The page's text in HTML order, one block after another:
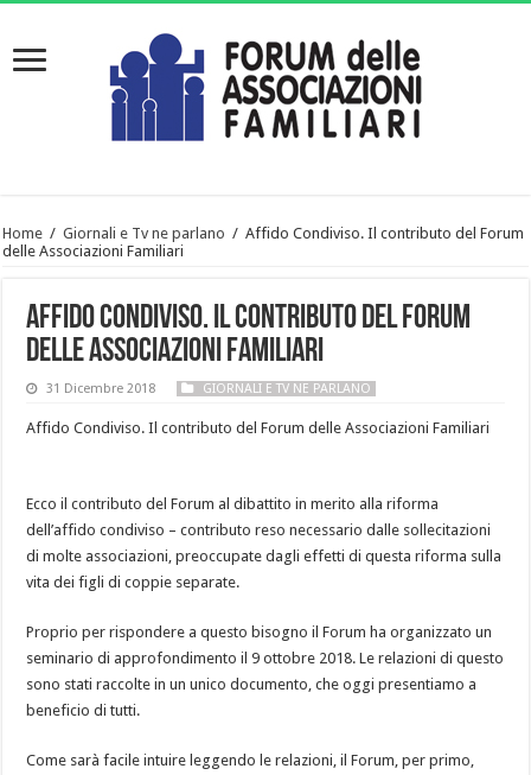
Home / Giornali e Tv ne parlano / Affido Condiviso. Il contributo del Forum
delle Associazioni Familiari
Affido Condiviso. Il contributo del Forum
delle Associazioni Familiari
31 Dicembre 2018 GIORNALI E TV NE PARLANO
Affido Condiviso. Il contributo del Forum delle Associazioni Familiari
Ecco il contributo del Forum al dibattito in merito alla riforma
dell’affido condiviso – contributo reso necessario dalle sollecitazioni
dimolte associazioni, preoccupate dagli effetti di questa riforma sulla
vita dei figli di coppie separate.
Proprio per rispondere a questo bisogno il Forum ha organizzato un
seminario di approfondimento il 9 ottobre 2018. Le relazioni di questo
sono stati raccolte in un unico documento, che oggi presentiamo a
beneficio di tutti.
Come sarà facile intuire leggendo le relazioni, il Forum, per primo,